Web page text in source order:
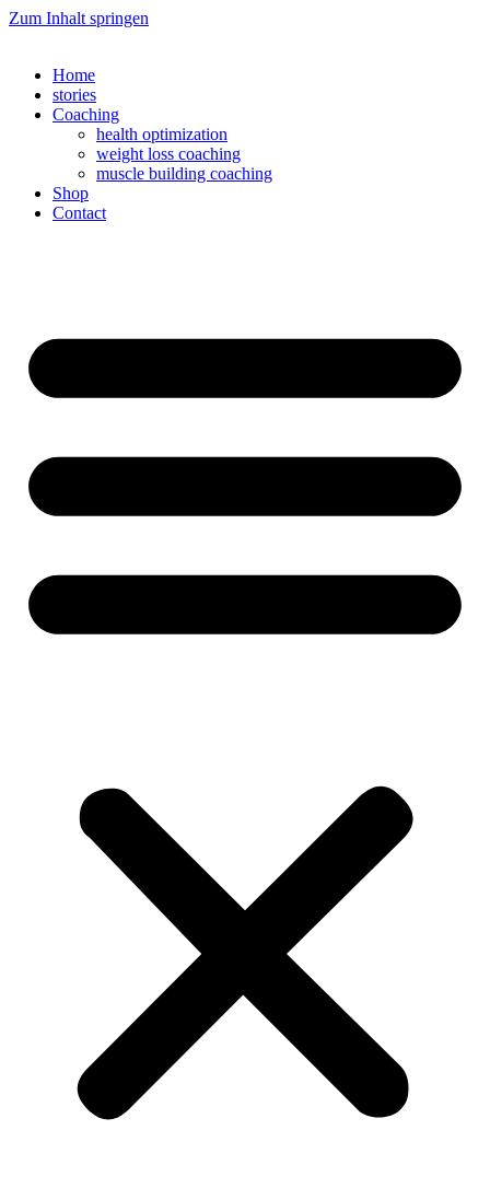
Zum Inhalt springen
Home
stories
Coaching
health optimization
weight loss coaching
muscle building coaching
Shop
Contact